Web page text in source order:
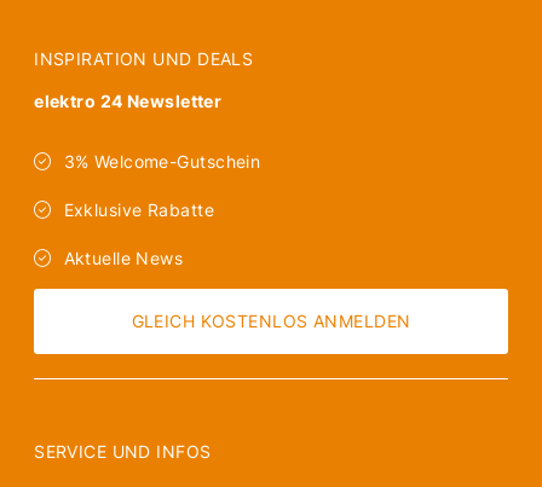
INSPIRATION UND DEALS
elektro 24 Newsletter
3% Welcome-Gutschein
Exklusive Rabatte
Aktuelle News
GLEICH KOSTENLOS ANMELDEN
SERVICE UND INFOS